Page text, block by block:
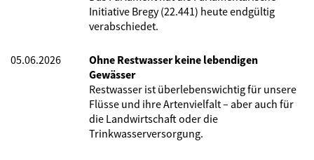
Initiative Bregy (22.441) heute endgültig
verabschiedet.
05.06.2026
Ohne Restwasser keine lebendigen
Gewässer
Restwasser ist überlebenswichtig für unsere
Flüsse und ihre Artenvielfalt – aber auch für
die Landwirtschaft oder die
Trinkwasserversorgung.